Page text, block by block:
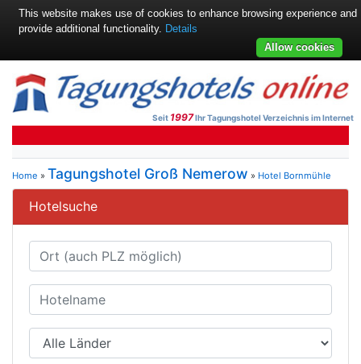
Seit 1997Ihr Tagungshotel Verzeichnis im Internet
Home » Tagungshotel Groß Nemerow » Hotel Bornmühle
Hotelsuche
This website makes use of cookies to enhance browsing experience and
provide additional functionality. Details
Allow cookies